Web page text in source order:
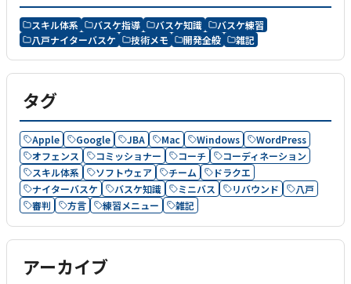
スキル体系 バスケ指導 バスケ知識
バスケ練習
八戸ナイターバスケ
技術メモ 開発全般 雑記
タグ
Apple Google JBA Mac Windows
WordPress
オフェンス
コミッショナー コーチ
コーディネーション
スキル体系
ソフトウェア チーム
ドラクエ
ナイターバスケ
バスケ知識 ミニバス リバウンド
八戸
審判
方言 練習メニュー 雑記
アーカイブ